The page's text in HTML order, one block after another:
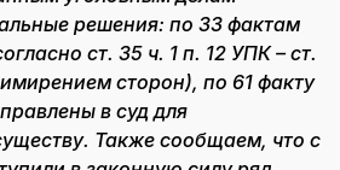
решения: по 33 фактам
ст. 35 ч. 1 п. 12 УПК – ст.
сторон), по 61 факту
в суд для
Также сообщаем, что с